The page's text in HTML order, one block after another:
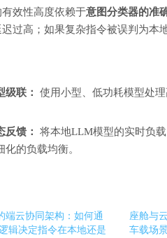
("\n--- 示例 2: 复杂推理（依赖网络）---" )
(dynamic_router ("请分析最近自动驾驶技术的突破
效性高度依赖于意图分类器的准
过高；如果复杂指令被误判为本
级联：
使用小型、低功耗模型处
反馈：
将本地LLM模型的实时负
化的负载均衡。
端云协同架构：如何通
辑决定指令在本地还是
座舱与
车载场